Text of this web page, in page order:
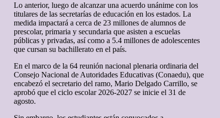
Lo anterior, luego de alcanzar una acuerdo unánime con los
titulares de las secretarías de educación en los estados. La
medida impactará a cerca de 23 millones de alumnos de
prescolar, primaria y secundaria que asisten a escuelas
públicas y privadas, así como a 5.4 millones de adolescentes
que cursan su bachillerato en el país.
En el marco de la 64 reunión nacional plenaria ordinaria del
Consejo Nacional de Autoridades Educativas (Conaedu), que
encabezó el secretario del ramo, Mario Delgado Carrillo, se
aprobó que el ciclo escolar 2026-2027 se inicie el 31 de
agosto.